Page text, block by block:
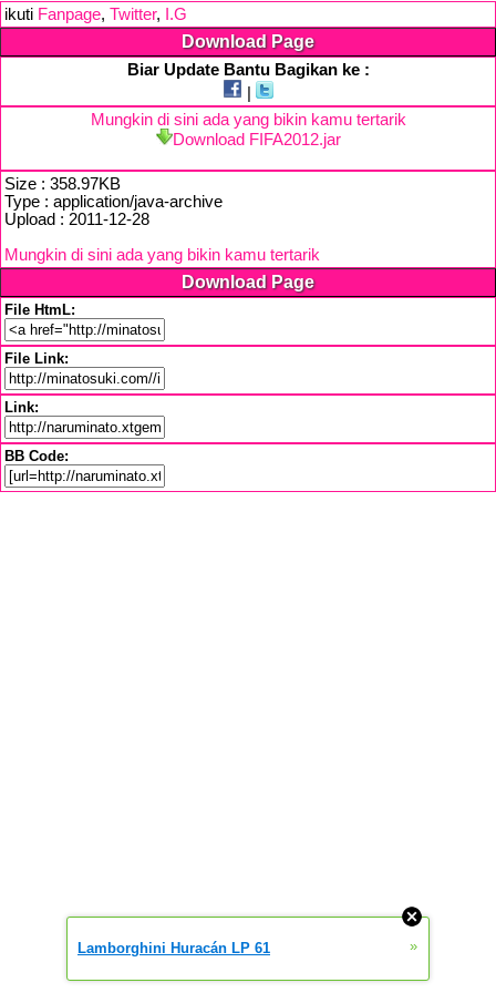
ikuti Fanpage, Twitter, I.G
Download Page
Biar Update Bantu Bagikan ke :
Mungkin di sini ada yang bikin kamu tertarik
Download FIFA2012.jar
Size : 358.97KB
Type : application/java-archive
Upload : 2011-12-28
Mungkin di sini ada yang bikin kamu tertarik
Download Page
File HtmL:
File Link:
Link:
BB Code:
Lamborghini Huracán LP 61 »